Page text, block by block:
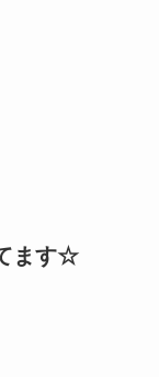
ます☆